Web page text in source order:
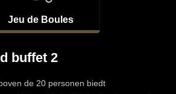
Jeu de Boules
buffet 2
de 20 personen biedt